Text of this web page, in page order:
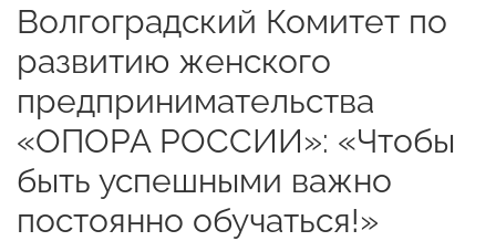
Волгоградский Комитет по
развитию женского
предпринимательства
«ОПОРА РОССИИ»: «Чтобы
быть успешными важно
постоянно обучаться!»